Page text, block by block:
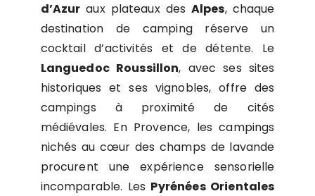
d’Azur aux plateaux des Alpes, chaque
destination de camping réserve un
cocktail d’activités et de détente. Le
Languedoc Roussillon, avec ses sites
historiques et ses vignobles, offre des
campings à proximité de cités
médiévales. En Provence, les campings
nichés au cœur des champs de lavande
procurent une expérience sensorielle
incomparable. Les Pyrénées Orientales